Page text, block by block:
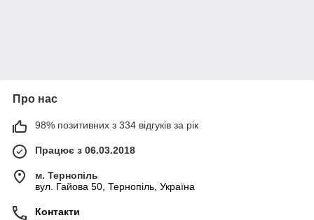
Про нас
98% позитивних з 334 відгуків за рік
Працює з 06.03.2018
м. Тернопіль
вул. Гайова 50, Тернопіль, Україна
Контакти